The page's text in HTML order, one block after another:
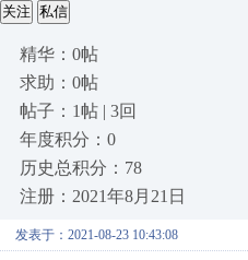
关注 私信
精华：0帖
求助：0帖
帖子：1帖 | 3回
年度积分：0
历史总积分：78
注册：2021年8月21日
发表于：2021-08-23 10:43:08